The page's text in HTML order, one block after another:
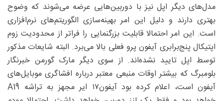
مدل‌های دیگر اپل نیز با دوربین‌هایی عرضه می‌شوند که وضوح
بهتری دارند و دلیل این امر بهینه‌سازی الگوریتم‌های نرم‌افزاری
است. این امر احتمالا قابلیت بزرگنمایی را فراتر از محدودیت زوم
اپتیکال پنج‌برابری آیفون پرو فعلی بالا می‌برد. البته شایعات مذکور
توسط اپل تایید نشده‌اند. از سوی دیگر مارک گورمن خبرنگار
بلومبرگ که بیشتر اوقات منبعی معتبر درباره افشاگری موبایل‌های
آیفون است، اعلام کرده بود آیفون۱۷ ایر مجهز به تراشه A19